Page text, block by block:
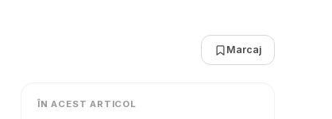
Marcaj
ÎN ACEST ARTICOL